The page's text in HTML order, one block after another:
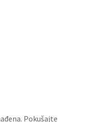
Pokušajte